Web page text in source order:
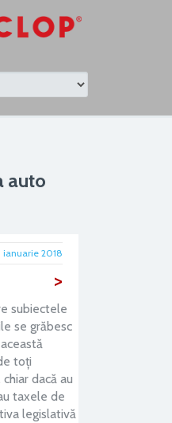
auto
ianuarie 2018
>
subiectele
se grăbesc
toți
dacă au
taxele de
legislativă